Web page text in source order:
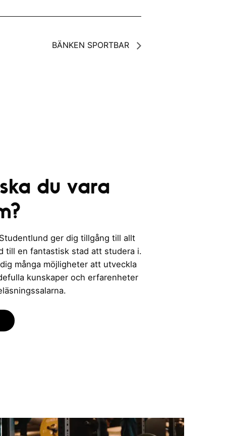
BÄNKEN SPORTBAR
du vara
ger dig tillgång till allt
till en fantastisk stad att studera i.
många möjligheter att utveckla
kunskaper och erfarenheter